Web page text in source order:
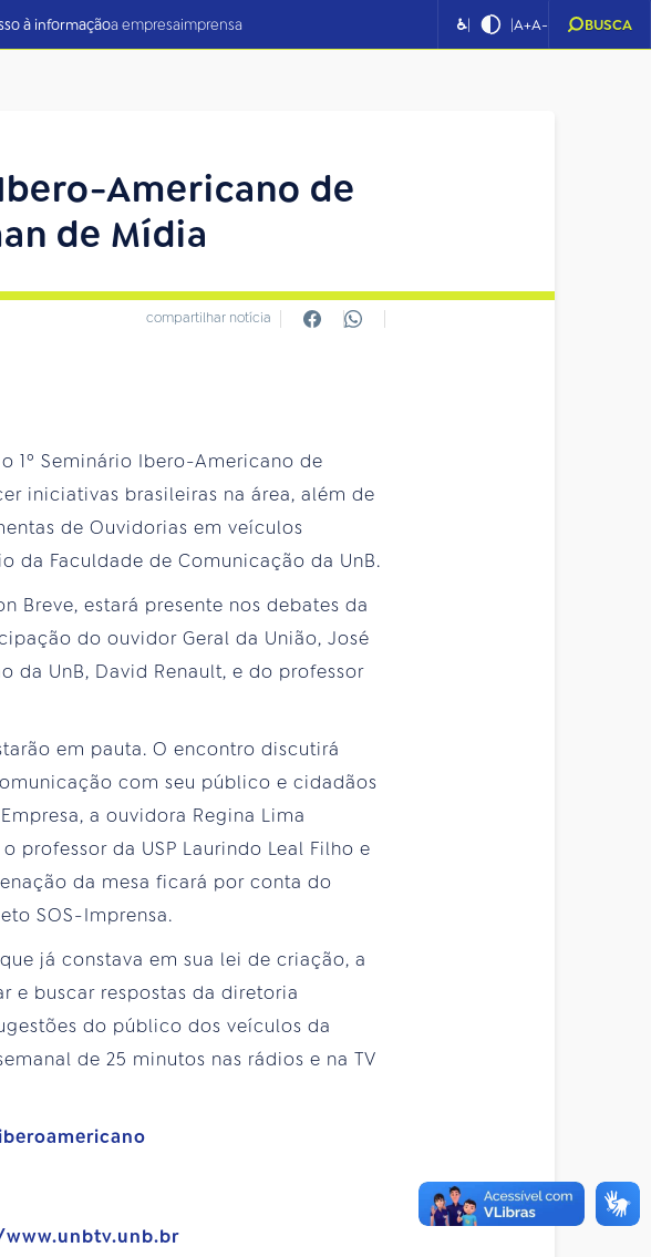
à informaçãoa empresaimprensa ♿| |A+A- BUSCA
Americano de
de Mídia
compartilhar notícia
1º Seminário Ibero-Americano de
iniciativas brasileiras na área, além de
de Ouvidorias em veículos
da Faculdade de Comunicação da UnB.
Breve, estará presente nos debates da
do ouvidor Geral da União, José
da UnB, David Renault, e do professor
em pauta. O encontro discutirá
com seu público e cidadãos
a ouvidora Regina Lima
professor da USP Laurindo Leal Filho e
da mesa ficará por conta do
SOS-Imprensa.
já constava em sua lei de criação, a
e buscar respostas da diretoria
do público dos veículos da
de 25 minutos nas rádios e na TV